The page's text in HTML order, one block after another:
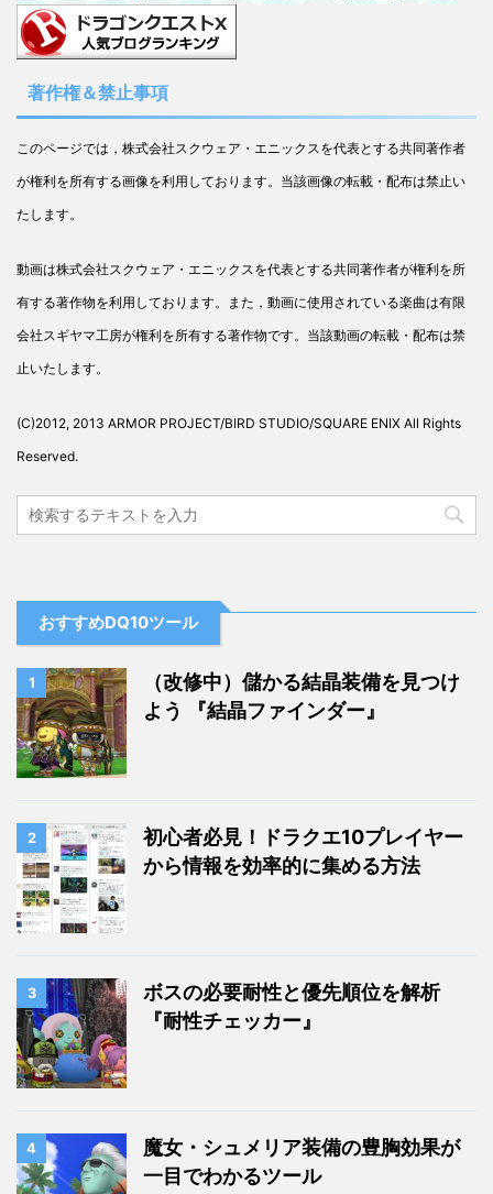
著作権＆禁止事項
このページでは，株式会社スクウェア・エニックスを代表とする共同著作者
が権利を所有する画像を利用しております。当該画像の転載・配布は禁止い
たします。
動画は株式会社スクウェア・エニックスを代表とする共同著作者が権利を所
有する著作物を利用しております。また，動画に使用されている楽曲は有限
会社スギヤマ工房が権利を所有する著作物です。当該動画の転載・配布は禁
止いたします。
(C)2012, 2013 ARMOR PROJECT/BIRD STUDIO/SQUARE ENIX All Rights
Reserved.
おすすめDQ10ツール
1
（改修中）儲かる結晶装備を見つけ
よう 『結晶ファインダー』
2
初心者必見！ドラクエ10プレイヤー
から情報を効率的に集める方法
3
ボスの必要耐性と優先順位を解析
『耐性チェッカー』
4
魔女・シュメリア装備の豊胸効果が
一目でわかるツール